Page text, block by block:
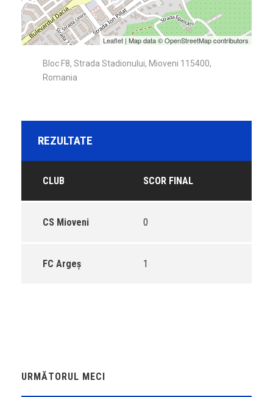
Leaflet | Map data ©OpenStreetMapcontributors
Bloc F8, Strada Stadionului, Mioveni 115400,
Romania
REZULTATE
CLUB SCOR FINAL
CS Mioveni 0
FC Argeș 1
URMĂTORUL MECI